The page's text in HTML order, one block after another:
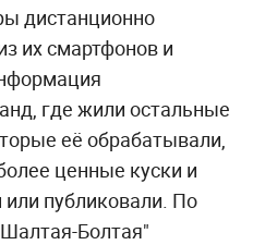
дистанционно
их смартфонов и
где жили остальные
её обрабатывали,
ценные куски и
или публиковали. По
Болтая"